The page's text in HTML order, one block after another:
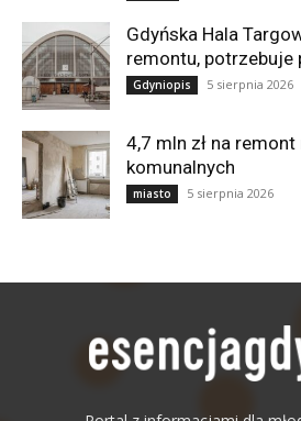
Gdyńska Hala
remontu, potrzebuje
Gdyniopis 5 sierpnia 2026
4,7 mln zł na
komunalnych
miasto 5 sierpnia 2026